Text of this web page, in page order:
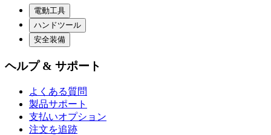
電動工具
ハンドツール
安全装備
ヘルプ & サポート
よくある質問
製品サポート
支払いオプション
注文を追跡